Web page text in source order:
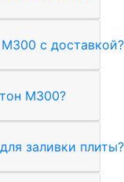
с доставкой?
М300?
заливки плиты?